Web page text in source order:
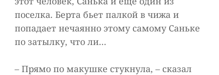
поселка. Берта бьет палкой в чижа и
попадает нечаянно этому самому Саньке
по затылку, что ли…
– Прямо по макушке стукнула, – сказал